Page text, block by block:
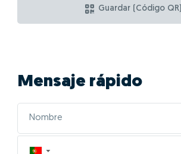
Guardar (Código QR)
Mensaje rápido
▼